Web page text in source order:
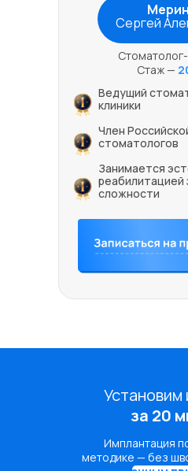
Стаж —
Ведущий
клиники
Член
стоматологов
Занимается
реабилитацией
сложности
Сергей
Установим
за 20
Имплантация
методике — без